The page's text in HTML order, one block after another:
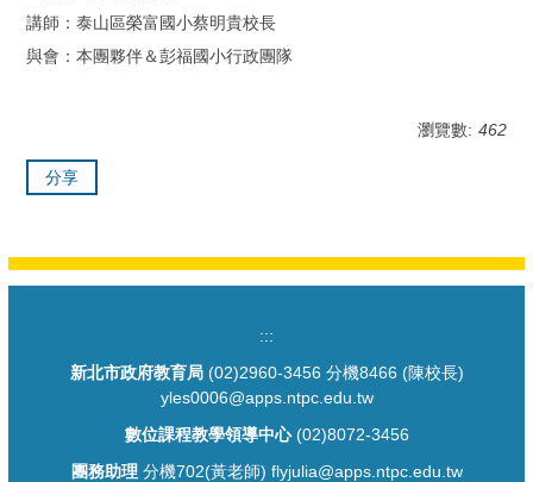
講師：泰山區榮富國小蔡明貴校長
與會：本團夥伴＆彭福國小行政團隊
瀏覽數: 462
分享
:::
新北市政府教育局(02)2960-3456 分機8466 (陳校長)
yles0006@apps.ntpc.edu.tw
數位課程教學領導中心(02)8072-3456
團務助理分機702(黃老師) flyjulia@apps.ntpc.edu.tw